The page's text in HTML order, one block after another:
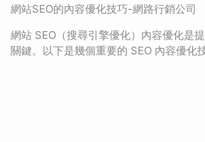
網站SEO的內容優化技巧-網路行銷公司
網站 SEO（搜尋引擎優化）內容優化是
關鍵。以下是幾個重要的 SEO 內容優化技